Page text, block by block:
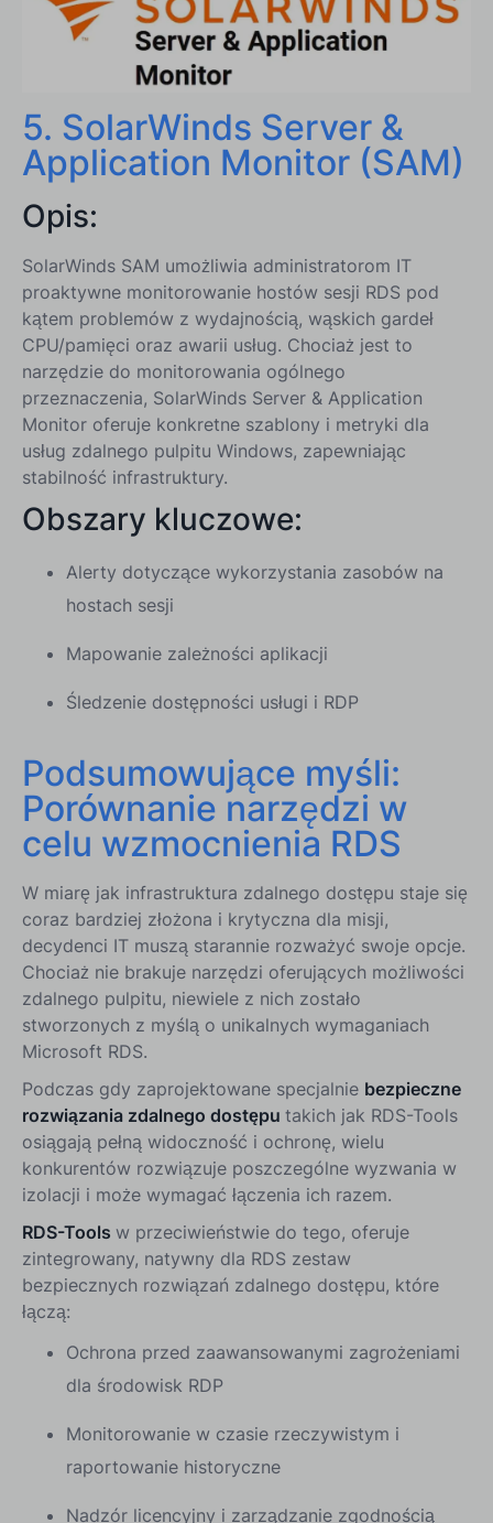
5. SolarWinds Server &
Application Monitor (SAM)
Opis:
SolarWinds SAM umożliwia administratorom IT
proaktywne monitorowanie hostów sesji RDS pod
kątem problemów z wydajnością, wąskich gardeł
CPU/pamięci oraz awarii usług. Chociaż jest to
narzędzie do monitorowania ogólnego
przeznaczenia, SolarWinds Server & Application
Monitor oferuje konkretne szablony i metryki dla
usług zdalnego pulpitu Windows, zapewniając
stabilność infrastruktury.
Obszary kluczowe:
Alerty dotyczące wykorzystania zasobów na
hostach sesji
Mapowanie zależności aplikacji
Śledzenie dostępności usługi i RDP
Podsumowujące myśli:
Porównanie narzędzi w
celu wzmocnienia RDS
W miarę jak infrastruktura zdalnego dostępu staje się
coraz bardziej złożona i krytyczna dla misji,
decydenci IT muszą starannie rozważyć swoje opcje.
Chociaż nie brakuje narzędzi oferujących możliwości
zdalnego pulpitu, niewiele z nich zostało
stworzonych z myślą o unikalnych wymaganiach
Microsoft RDS.
Podczas gdy zaprojektowane specjalnie bezpieczne
rozwiązania zdalnego dostępu takich jak RDS-Tools
osiągają pełną widoczność i ochronę, wielu
konkurentów rozwiązuje poszczególne wyzwania w
izolacji i może wymagać łączenia ich razem.
RDS-Tools w przeciwieństwie do tego, oferuje
zintegrowany, natywny dla RDS zestaw
bezpiecznych rozwiązań zdalnego dostępu, które
łączą:
Ochrona przed zaawansowanymi zagrożeniami
dla środowisk RDP
Monitorowanie w czasie rzeczywistym i
raportowanie historyczne
Nadzór licencyjny i zarządzanie zgodnością